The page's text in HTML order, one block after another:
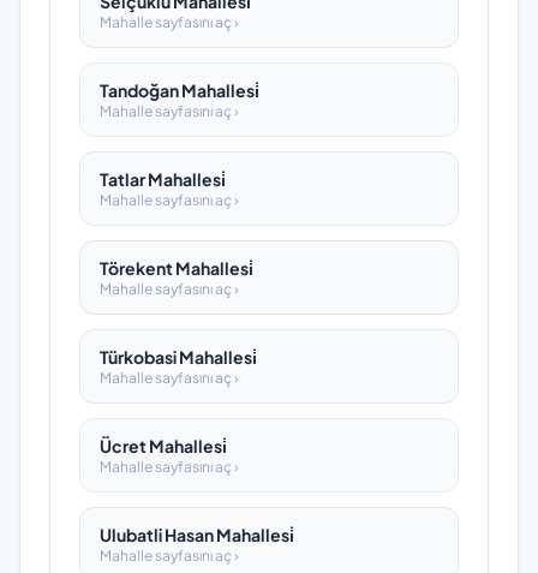
Mahalle sayfasını aç ›
Tandoğan Mahallesi̇
Mahalle sayfasını aç ›
Tatlar Mahallesi̇
Mahalle sayfasını aç ›
Törekent Mahallesi̇
Mahalle sayfasını aç ›
Türkobasi Mahallesi̇
Mahalle sayfasını aç ›
Ücret Mahallesi̇
Mahalle sayfasını aç ›
Ulubatli Hasan Mahallesi̇
Mahalle sayfasını aç ›